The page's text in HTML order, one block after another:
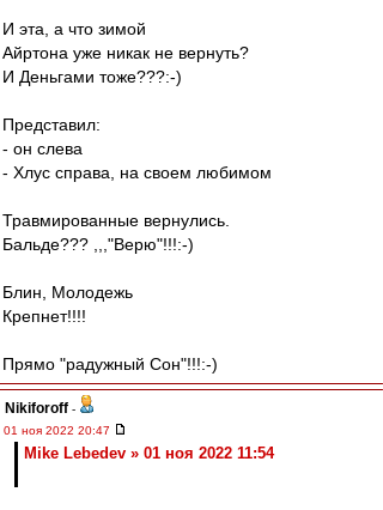
И эта, а что зимой
Айртона уже никак не вернуть?
И Деньгами тоже???:-)
Представил:
- он слева
- Хлус справа, на своем любимом
Травмированные вернулись.
Бальде??? ,,,"Верю"!!!:-)
Блин, Молодежь
Крепнет!!!!
Прямо "радужный Сон"!!!:-)
Nikiforoff -
01 ноя 2022 20:47
Mike Lebedev » 01 ноя 2022 11:54